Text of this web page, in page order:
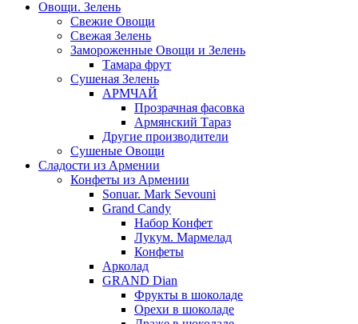
Овощи. Зелень
Свежие Овощи
Свежая Зелень
Замороженные Овощи и Зелень
Тамара фрут
Сушеная Зелень
АРМЧАЙ
Прозрачная фасовка
Армянский Тараз
Другие производители
Сушеные Овощи
Сладости из Армении
Конфеты из Армении
Sonuar. Mark Sevouni
Grand Candy
Набор Конфет
Лукум. Мармелад
Конфеты
Арколад
GRAND Dian
Фрукты в шоколаде
Орехи в шоколаде